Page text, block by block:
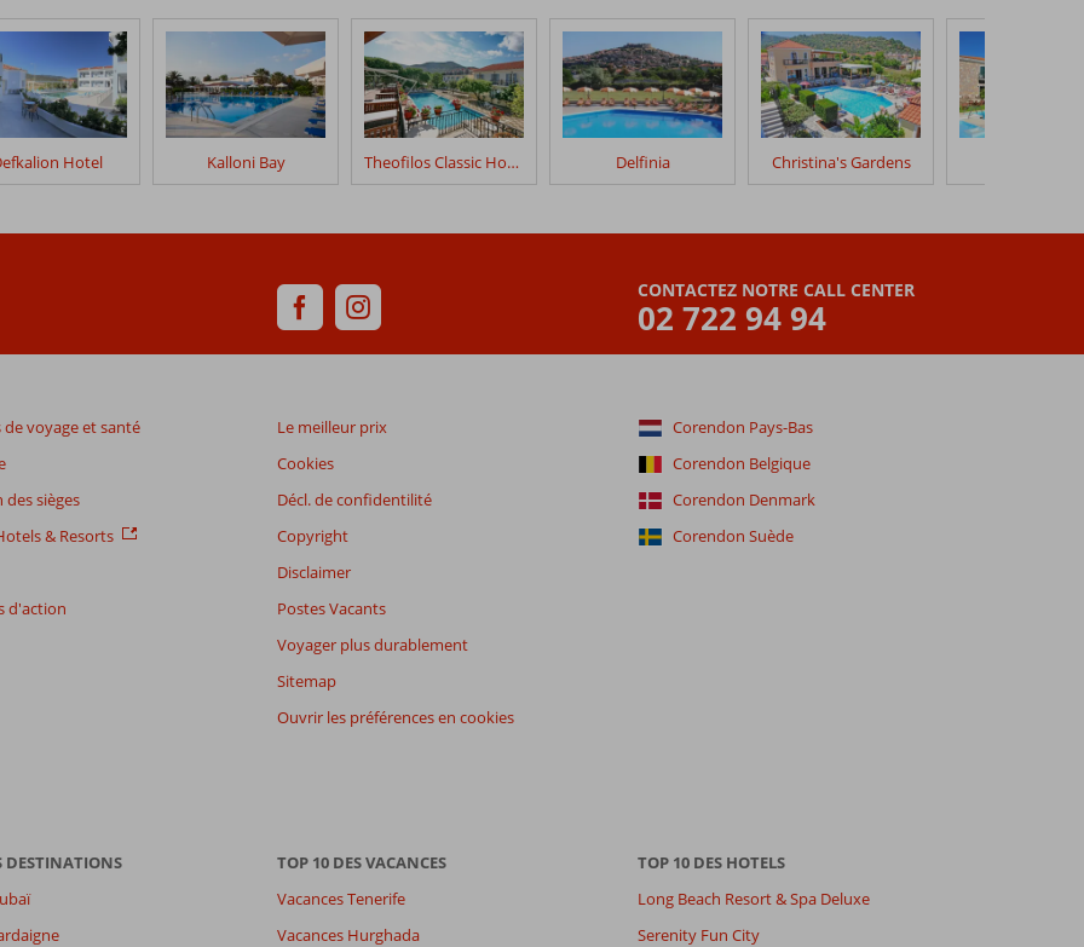
Hotel Kalloni Bay Theofilos Classic Hotel Delfinia Christina's Gardens
CONTACTEZ NOTRE CALL CENTER
02 722 94 94
voyage et santé
des sièges
& Resorts
d'action
Le meilleur prix
Cookies
Décl. de confidentilité
Copyright
Disclaimer
Postes Vacants
Voyager plus durablement
Sitemap
Ouvrir les préférences en cookies
Corendon Pays-Bas
Corendon Belgique
Corendon Denmark
Corendon Suède
DESTINATIONS
TOP 10 DES VACANCES
Vacances Tenerife
Vacances Hurghada
TOP 10 DES HOTELS
Long Beach Resort & Spa Deluxe
Serenity Fun City